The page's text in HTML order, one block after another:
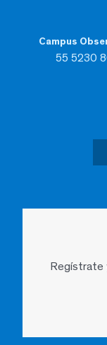
Campus
55 5230
Regístrate